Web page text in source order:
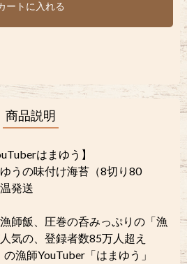
ートに入れる
商品説明
はまゆう】
うの味付け海苔（8切り80
発送
師飯、圧巻の呑みっぷりの「漁
気の、登録者数85万人超え
漁師YouTuber「はまゆう」